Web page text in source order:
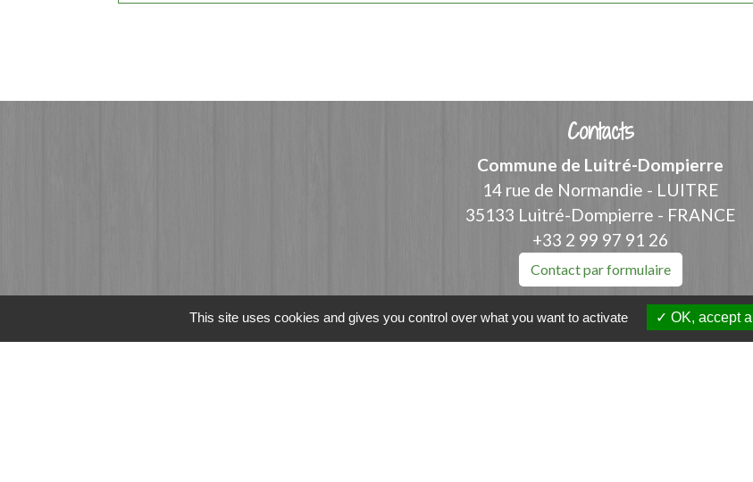
Contacts
Commune de Luitré-Dompierre
14 rue de Normandie - LUITRE
35133 Luitré-Dompierre - FRANCE
+33 2 99 97 91 26
Contact par formulaire
This site uses cookies and gives you control over what you want to activate OK, accept all